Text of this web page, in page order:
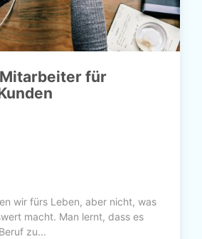
für
wir fürs Leben, aber nicht, was
macht. Man lernt, dass es
zu...